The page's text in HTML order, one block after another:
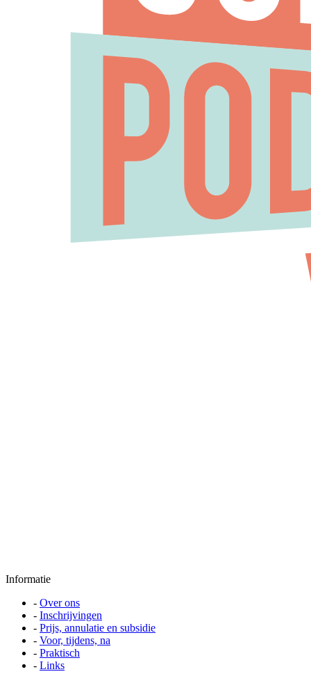
Informatie
- Over ons
- Inschrijvingen
- Prijs, annulatie en subsidie
- Voor, tijdens, na
- Praktisch
- Links